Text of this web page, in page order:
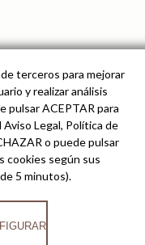
-AVISO LEGAL
terceros para mejorar
y realizar análisis
pulsar ACEPTAR para
Legal, Política de
o puede pulsar
cookies según sus
5 minutos).